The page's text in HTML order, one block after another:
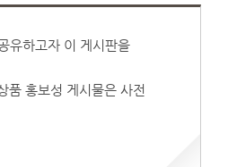
유하고자 이 게시판을
품 홍보성 게시물은 사전